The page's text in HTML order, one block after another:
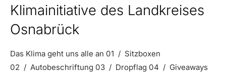
Klimainitiative des Landkreises
Osnabrück
Das Klima geht uns alle an 01 / Sitzboxen
02 / Autobeschriftung 03 / Dropflag 04 / Giveaways